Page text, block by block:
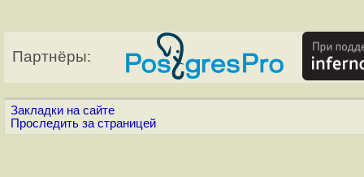
Партнёры:
Закладки на сайте
Проследить за страницей